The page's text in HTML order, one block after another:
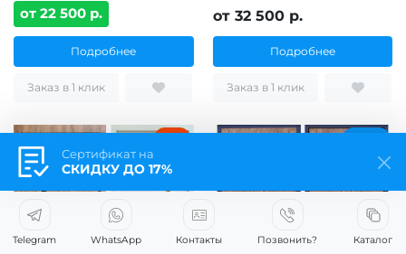
от 22 500 р.
Подробнее
Заказ в 1 клик
от 32 500 р.
Подробнее
Заказ в 1 клик
Сертификат на
СКИДКУ ДО 17%
Telegram WhatsApp Контакты Позвонить? Каталог